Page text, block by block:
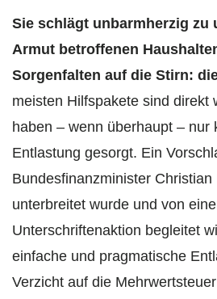
Sie schlägt unbarmherzig zu
Armut betroffenen
Sorgenfalten auf die Stirn:
meisten Hilfspakete sind direkt
haben – wenn überhaupt – nur
Entlastung gesorgt. Ein
Bundesfinanzminister Christian
unterbreitet wurde und von
Unterschriftenaktion begleitet
einfache und pragmatische
Verzicht auf die